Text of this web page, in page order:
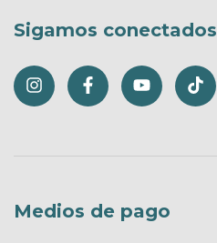
Sigamos conectados
Medios de pago